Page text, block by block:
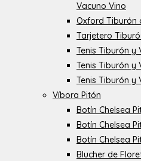
Vacuno Vino
Oxford Tiburón
Tarjetero
Tenis Tiburón y
Tenis Tiburón y
Tenis Tiburón y
Víbora Pitón
Botín Chelsea
Botín Chelsea
Botín Chelsea
Blucher de